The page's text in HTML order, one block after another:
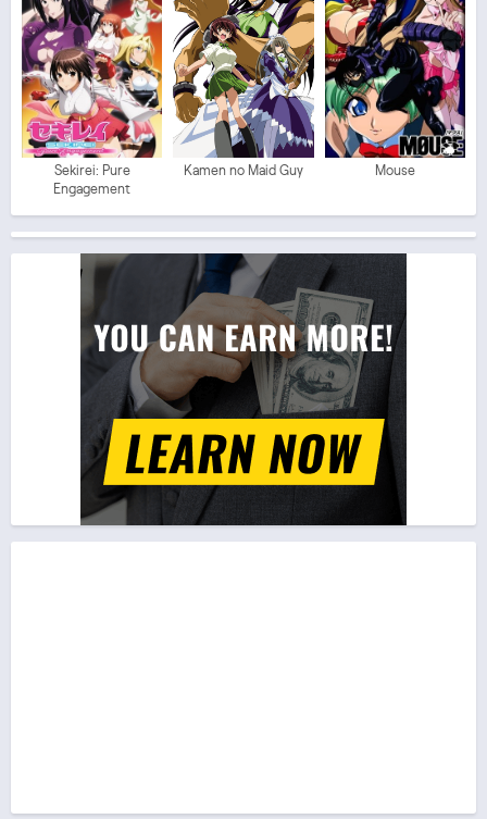
Sekirei: Pure
Engagement
Kamen no Maid Guy Mouse